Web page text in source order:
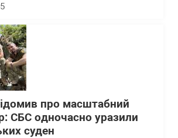
про масштабний
СБС одночасно уразили
суден